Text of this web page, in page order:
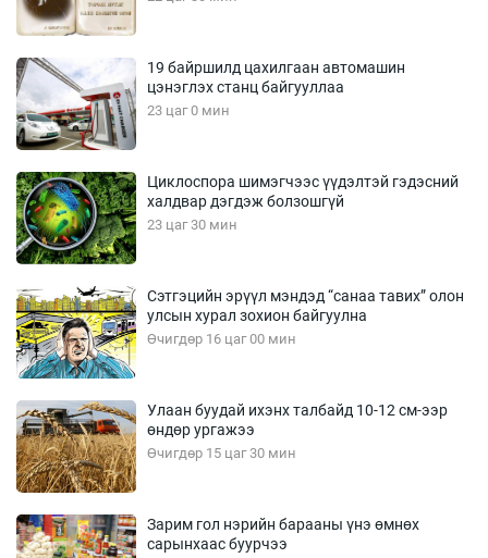
19 байршилд цахилгаан автомашин
цэнэглэх станц байгууллаа
23 цаг 0 мин
Циклоспора шимэгчээс үүдэлтэй гэдэсний
халдвар дэгдэж болзошгүй
23 цаг 30 мин
Сэтгэцийн эрүүл мэндэд “санаа тавих” олон
улсын хурал зохион байгуулна
Өчигдөр 16 цаг 00 мин
Улаан буудай ихэнх талбайд 10-12 см-ээр
өндөр ургажээ
Өчигдөр 15 цаг 30 мин
Зарим гол нэрийн барааны үнэ өмнөх
сарынхаас буурчээ